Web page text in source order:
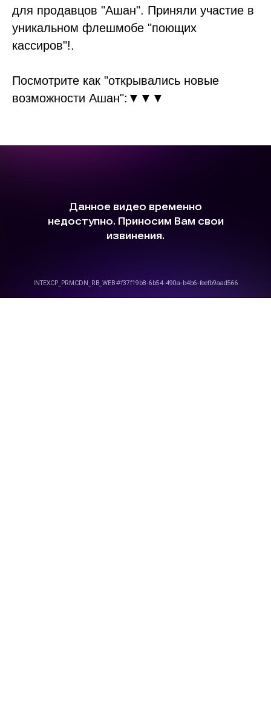
для продавцов "Ашан". Приняли участие в
уникальном флешмобе "поющих
кассиров"!.
Посмотрите как "открывались новые
возможности Ашан":▼▼▼